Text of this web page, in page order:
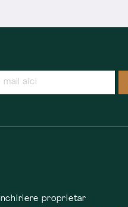
Închiriere proprietar